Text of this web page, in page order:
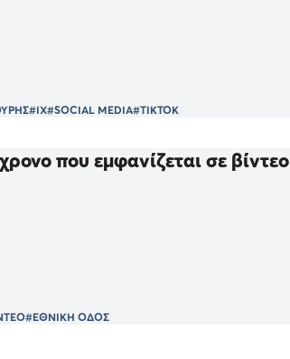
#ΙΧ#SOCIAL MEDIA#TIKTOK
που εμφανίζεται σε
#ΕΘΝΙΚΗ ΟΔΟΣ